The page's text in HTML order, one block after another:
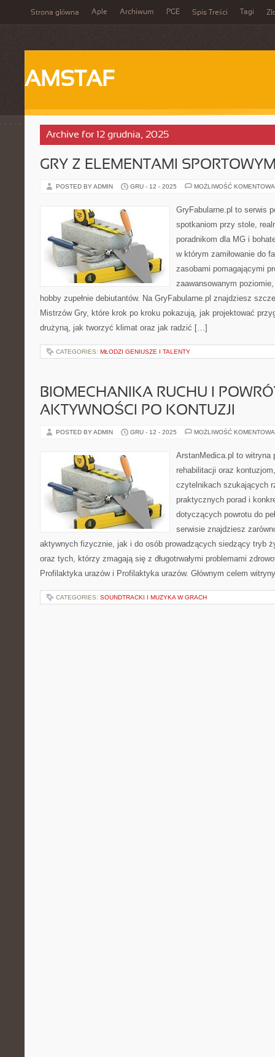
Strona główna Aple Archiwum PGE Spis Treści Tagi
AMSTAF
Archive for 12 grudnia, 2025
GRY Z ELEMENTAMI
POSTED BY ADMIN GRU - 12 - 2025 MOŻLIWOŚĆ
GryFabularne.pl to serwis
spotkaniom przy stole,
poradnikom dla MG i
w którym zamiłowanie do
zasobami pomagającymi
zaawansowanym
hobby zupełnie debiutantów. Na GryFabularne.pl znajdziesz
Mistrzów Gry, które krok po kroku pokazują, jak projektować
drużyną, jak tworzyć klimat oraz jak radzić […]
CATEGORIES: MŁODZI GENIUSZE I TALENTY
BIOMECHANIKA RUCHU I
AKTYWNOŚCI PO KONTUZJI
POSTED BY ADMIN GRU - 12 - 2025 MOŻLIWOŚĆ
ArstanMedica.pl to witryna
rehabilitacji oraz
czytelnikach szukających
praktycznych porad i
dotyczących powrotu do
serwisie znajdziesz
aktywnych fizycznie, jak i do osób prowadzących siedzący tryb
oraz tych, którzy zmagają się z długotrwałymi problemami
Profilaktyka urazów i Profilaktyka urazów. Głównym celem
CATEGORIES: SOUNDTRACKI I MUZYKA W GRACH